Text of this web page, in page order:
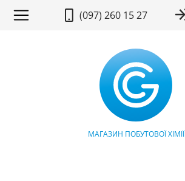
(097) 260 15 27
МАГАЗИН ПОБУТОВОЇ ХІМІЇ